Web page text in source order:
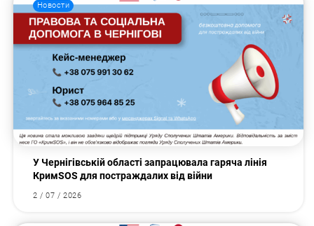
Новости
У Чернігівській області запрацювала гаряча лінія
КримSOS для постраждалих від війни
2 / 07 / 2026